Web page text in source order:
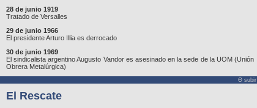
28 de junio 1919
Tratado de Versalles
29 de junio 1966
El presidente Arturo Illia es derrocado
30 de junio 1969
El sindicalista argentino Augusto Vandor es asesinado en la sede de la UOM (Unión
Obrera Metalúrgica)
Θ subir
El Rescate